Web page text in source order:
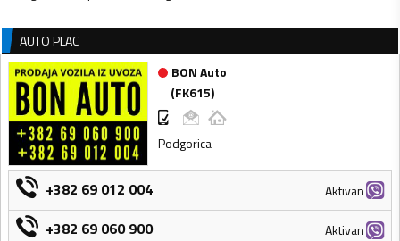
AUTO PLAC
BON Auto
(FK615)
Podgorica
+382 69 012 004 Aktivan
+382 69 060 900
Aktivan